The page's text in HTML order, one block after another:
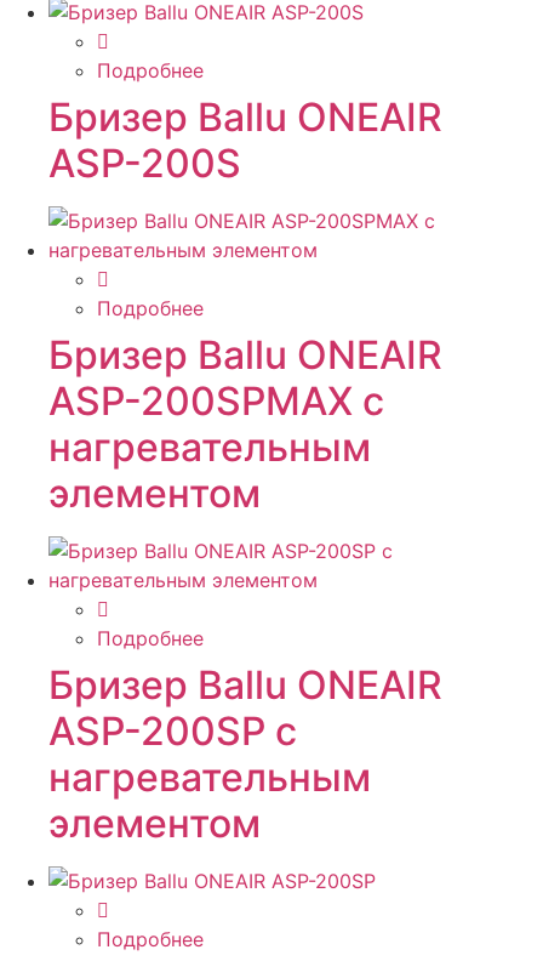
Подробнее
Бризер Ballu ONEAIR
ASP-200S
Подробнее
Бризер Ballu ONEAIR
ASP-200SPMAX с
нагревательным
элементом
Подробнее
Бризер Ballu ONEAIR
ASP-200SP с
нагревательным
элементом
Подробнее